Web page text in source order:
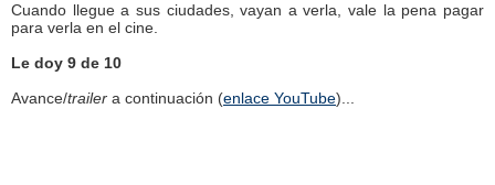
Cuando llegue a sus ciudades, vayan a verla, vale la pena pagar
para verla en el cine.
Le doy 9 de 10
Avance/trailer a continuación (enlace YouTube)...